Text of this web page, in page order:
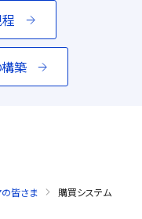
築
の皆さま
購買システム 「